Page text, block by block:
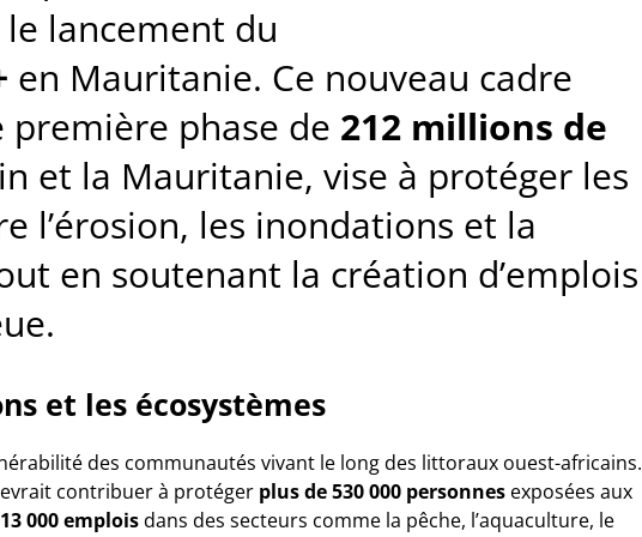
lancement du
en Mauritanie. Ce nouveau cadre
première phase de 212 millions de
et la Mauritanie, vise à protéger les
l’érosion, les inondations et la
en soutenant la création d’emplois
et les écosystèmes
des communautés vivant le long des littoraux ouest-africains.
contribuer à protéger plus de 530 000 personnes exposées aux
13 000 emploisdans des secteurs comme la pêche, l’aquaculture, le